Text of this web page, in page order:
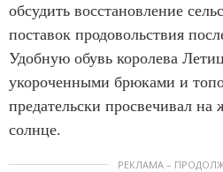
обсудить восстановление
поставок продовольствия
Удобную обувь королева
укороченными брюками и
предательски просвечивал
солнце.
РЕКЛАМА –